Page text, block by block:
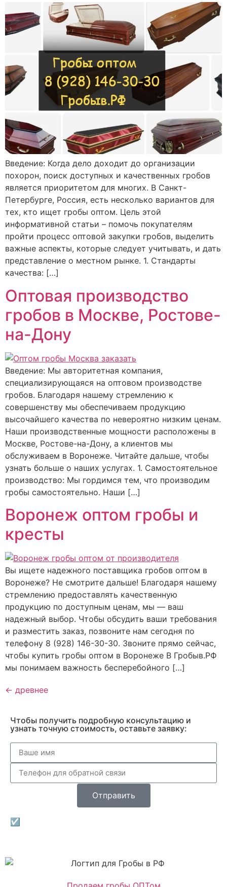
Введение: Когда дело доходит до организации
похорон, поиск доступных и качественных гробов
является приоритетом для многих. В Санкт-
Петербурге, Россия, есть несколько вариантов для
тех, кто ищет гробы оптом. Цель этой
информативной статьи – помочь покупателям
пройти процесс оптовой закупки гробов, выделить
важные аспекты, которые следует учитывать, и дать
представление о местном рынке. 1. Стандарты
качества: […]
Оптовая производство
гробов в Москве, Ростове-
на-Дону
Введение: Мы авторитетная компания,
специализирующаяся на оптовом производстве
гробов. Благодаря нашему стремлению к
совершенству мы обеспечиваем продукцию
высочайшего качества по невероятно низким ценам.
Наши производственные мощности расположены в
Москве, Ростове-на-Дону, а клиентов мы
обслуживаем в Воронеже. Читайте дальше, чтобы
узнать больше о наших услугах. 1. Самостоятельное
производство: Мы гордимся тем, что производим
гробы самостоятельно. Наши […]
Воронеж оптом гробы и
кресты
Вы ищете надежного поставщика гробов оптом в
Воронеже? Не смотрите дальше! Благодаря нашему
стремлению предоставлять качественную
продукцию по доступным ценам, мы — ваш
надежный выбор. Чтобы обсудить ваши требования
и разместить заказ, позвоните нам сегодня по
телефону 8 (928) 146-30-30. Звоните прямо сейчас,
чтобы купить гробы оптом в Воронеже В Гробыв.РФ
мы понимаем важность бесперебойного […]
← древнее
Чтобы получить подробную консультацию и
узнать точную стоимость, оставьте заявку:
Отправить
☑Нажимая на кнопку «Отправить» вы даете
согласие на обработку персональных данных